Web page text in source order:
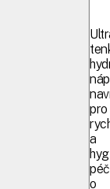
pro
a
o